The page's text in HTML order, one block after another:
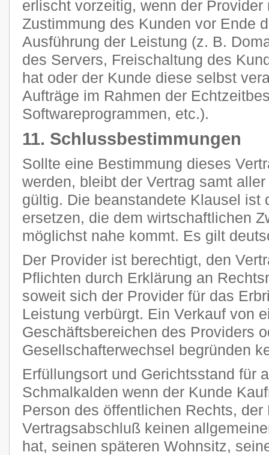
erlischt vorzeitig, wenn der
Zustimmung des Kunden vor Ende
Ausführung der Leistung (z. B.
des Servers, Freischaltung des
hat oder der Kunde diese selbst
Aufträge im Rahmen der
Softwareprogrammen, etc.).
11. Schlussbestimmungen
Sollte eine Bestimmung dieses
werden, bleibt der Vertrag samt
gültig. Die beanstandete Klausel ist
ersetzen, die dem wirtschaftlichen
möglichst nahe kommt. Es gilt
Der Provider ist berechtigt, den
Pflichten durch Erklärung an
soweit sich der Provider für das
Leistung verbürgt. Ein Verkauf von
Geschäftsbereichen des Providers
Gesellschafterwechsel begründen
Erfüllungsort und Gerichtsstand für
Schmalkalden wenn der Kunde
Person des öffentlichen Rechts, der
Vertragsabschluß keinen
hat, seinen späteren Wohnsitz,